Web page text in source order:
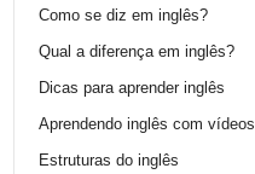
Como se diz em inglês?
Qual a diferença em inglês?
Dicas para aprender inglês
Aprendendo inglês com vídeos
Estruturas do inglês